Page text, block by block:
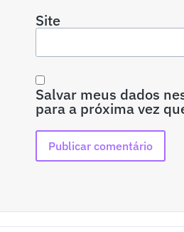
Site
Salvar meus dados
para a próxima vez